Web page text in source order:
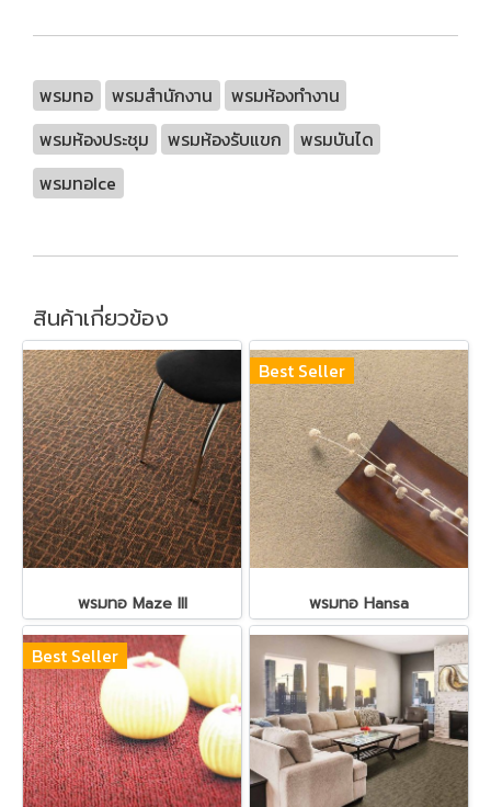
พรมทอ พรมสำนักงาน
พรมห้องทำงาน
พรมห้องประชุม
พรมห้องรับแขก
พรมบันได
พรมทอIce
สินค้าเกี่ยวข้อง
พรมทอ Maze III
Best Seller
พรมทอ Hansa
Best Seller